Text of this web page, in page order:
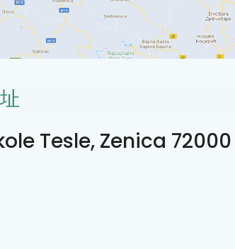
Tesle, Zenica 72000